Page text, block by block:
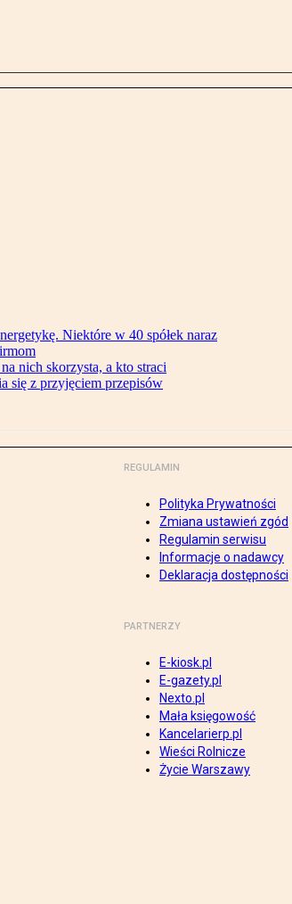
Niektóre w 40 spółek naraz
nich skorzysta, a kto straci
się z przyjęciem przepisów
REGULAMIN
Polityka Prywatności
Zmiana ustawień zgód
Regulamin serwisu
Informacje o nadawcy
Deklaracja dostępności
PARTNERZY
E-kiosk.pl
E-gazety.pl
Nexto.pl
Mała księgowość
Kancelarierp.pl
Wieści Rolnicze
Życie Warszawy